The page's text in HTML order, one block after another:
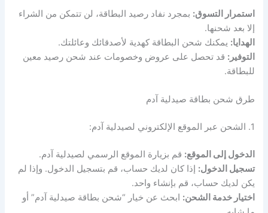
استمرار التسوق: بمجرد نفاد رصيد البطاقة، لن تتمكن من الشراء
إلا بعد شحنها.
الهدايا: يمكنك شحن البطاقة كهدية لأصدقائك وعائلتك.
التوفير: قد تحصل على عروض وخصومات عند شحن رصيد معين
للبطاقة.
طرق شحن بطاقة صيدلية آدم
1. الشحن عبر الموقع الإلكتروني لصيدلية آدم:
الدخول إلى الموقع: قم بزيارة الموقع الرسمي لصيدلية آدم.
تسجيل الدخول: إذا كان لديك حساب، قم بتسجيل الدخول. وإذا لم
يكن لديك حساب، قم بإنشاء واحد.
اختيار خدمة الشحن: ابحث عن خيار “شحن بطاقة صيدلية آدم” أو